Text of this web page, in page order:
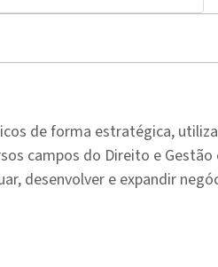
de forma estratégica,
campos do Direito e
desenvolver e expandir